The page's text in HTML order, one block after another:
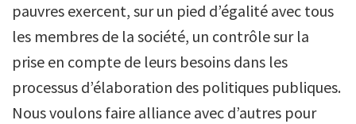
pauvres exercent, sur un pied d’égalité avec tous
les membres de la société, un contrôle sur la
prise en compte de leurs besoins dans les
processus d’élaboration des politiques publiques.
Nous voulons faire alliance avec d’autres pour